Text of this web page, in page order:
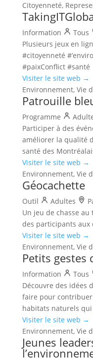
Citoyenneté,
Information Tous
Plusieurs jeux en
#citoyenneté
#paixConflict #santé
Visiter le site web →
Environnement, Vie
Patrouille
Programme
Participer à des
améliorer la qualité
santé des
Visiter le site web →
Environnement, Vie
Géocachette
Outil Adultes
Un jeu de chasse
des participants aux
Visiter le site web →
Environnement, Vie
Petits gestes
Information Tous
Découvre des idées
faire pour
habitats naturels
Visiter le site web →
Environnement, Vie
Jeunes